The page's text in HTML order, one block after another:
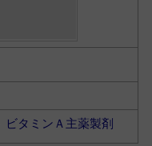
ビタミンＡ主薬製剤